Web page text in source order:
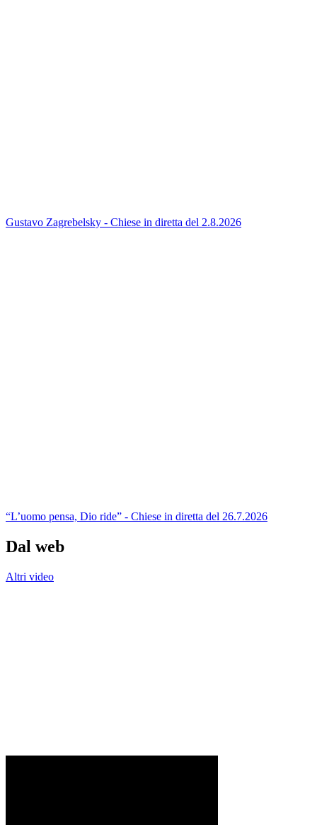
Gustavo Zagrebelsky - Chiese in diretta del 2.8.2026
“L’uomo pensa, Dio ride” - Chiese in diretta del 26.7.2026
Dal web
Altri video